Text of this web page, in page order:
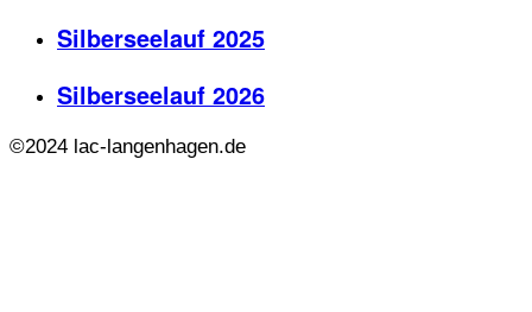
Silberseelauf 2025
Silberseelauf 2026
©2024 lac-langenhagen.de